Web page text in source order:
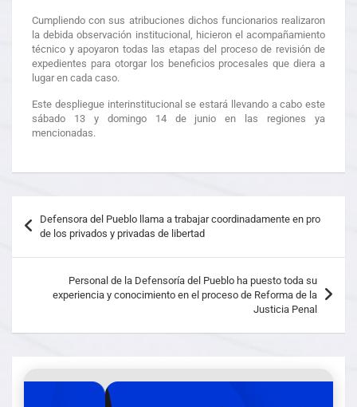
Cumpliendo con sus atribuciones dichos funcionarios realizaron
la debida observación institucional, hicieron el acompañamiento
técnico y apoyaron todas las etapas del proceso de revisión de
expedientes para otorgar los beneficios procesales que diera a
lugar en cada caso.
Este despliegue interinstitucional se estará llevando a cabo este
sábado 13 y domingo 14 de junio en las regiones ya
mencionadas.
Defensora del Pueblo llama a trabajar coordinadamente en pro
de los privados y privadas de libertad
Personal de la Defensoría del Pueblo ha puesto toda su
experiencia y conocimiento en el proceso de Reforma de la
Justicia Penal